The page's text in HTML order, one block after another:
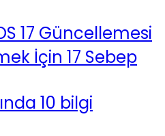
17 Güncellemesi
İçin 17 Sebep
10 bilgi